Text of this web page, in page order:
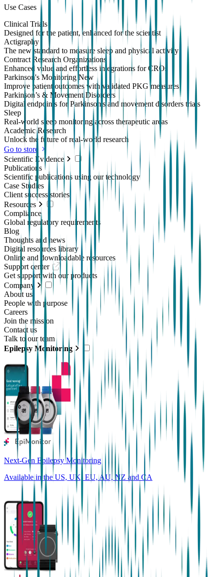
Use Cases
Clinical Trials
Designed for the patient, enhanced for the scientist
Actigraphy
The new standard to measure sleep and physical activity
Contract Research Organizations
Enhanced value and effortless integrations for CROs
Parkinson's MonitoringNew
Improve patient outcomes with validated PKG measures
Parkinson’s & Movement Disorders
Digital endpoints for Parkinson's and movement disorders trials
Sleep
Real-world sleep monitoring across therapeutic areas
Academic Research
Unlock the future of real-world research
Go to store
Scientific Evidence
Publications
Scientific publications using our technology
Case Studies
Client success stories
Resources
Compliance
Global regulatory requirements
Blog
Thoughts and news
Digital resources library
Online and downloadable resources
Support center
Get support with our products
Company
About us
People with purpose
Careers
Join the mission
Contact us
Talk to our team
Epilepsy Monitoring
Next-Gen Epilepsy Monitoring
Available in the US, UK, EU, AU, NZ and CA